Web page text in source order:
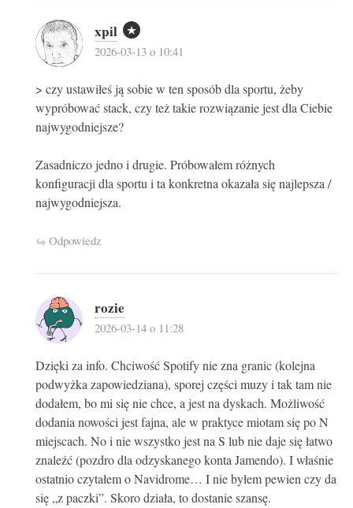
xpil
2026-03-13 o 10:41
> czy ustawiłeś ją sobie w ten sposób dla sportu, żeby
wypróbować stack, czy też takie rozwiązanie jest dla Ciebie
najwygodniejsze?
Zasadniczo jedno i drugie. Próbowałem różnych
konfiguracji dla sportu i ta konkretna okazała się najlepsza /
najwygodniejsza.
Odpowiedz
rozie
2026-03-14 o 11:28
Dzięki za info. Chciwość Spotify nie zna granic (kolejna
podwyżka zapowiedziana), sporej części muzy i tak tam nie
dodałem, bo mi się nie chce, a jest na dyskach. Możliwość
dodania nowości jest fajna, ale w praktyce miotam się po N
miejscach. No i nie wszystko jest na S lub nie daje się łatwo
znaleźć (pozdro dla odzyskanego konta Jamendo). I właśnie
ostatnio czytałem o Navidrome… I nie byłem pewien czy da
się „z paczki”. Skoro działa, to dostanie szansę.